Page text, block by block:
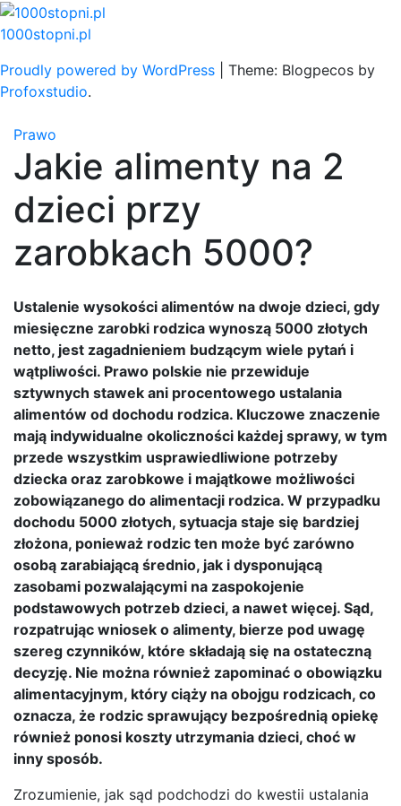
Skip
to
1000stopni.pl
Proudly powered by WordPress
Theme: Blogpecos by
Profoxstudio.
Prawo
Jakie alimenty na 2
dzieci przy
zarobkach 5000?
Ustalenie wysokości alimentów na dwoje dzieci, gdy
miesięczne zarobki rodzica wynoszą 5000 złotych
netto, jest zagadnieniem budzącym wiele pytań i
wątpliwości. Prawo polskie nie przewiduje
sztywnych stawek ani procentowego ustalania
alimentów od dochodu rodzica. Kluczowe znaczenie
mają indywidualne okoliczności każdej sprawy, w tym
przede wszystkim usprawiedliwione potrzeby
dziecka oraz zarobkowe i majątkowe możliwości
zobowiązanego do alimentacji rodzica. W przypadku
dochodu 5000 złotych, sytuacja staje się bardziej
złożona, ponieważ rodzic ten może być zarówno
osobą zarabiającą średnio, jak i dysponującą
zasobami pozwalającymi na zaspokojenie
podstawowych potrzeb dzieci, a nawet więcej. Sąd,
rozpatrując wniosek o alimenty, bierze pod uwagę
szereg czynników, które składają się na ostateczną
decyzję. Nie można również zapominać o obowiązku
alimentacyjnym, który ciąży na obojgu rodzicach, co
oznacza, że rodzic sprawujący bezpośrednią opiekę
również ponosi koszty utrzymania dzieci, choć w
inny sposób.
Zrozumienie, jak sąd podchodzi do kwestii ustalania